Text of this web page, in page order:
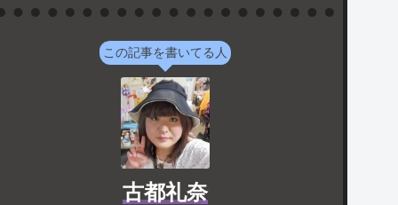
この記事を書いてる人
古都礼奈